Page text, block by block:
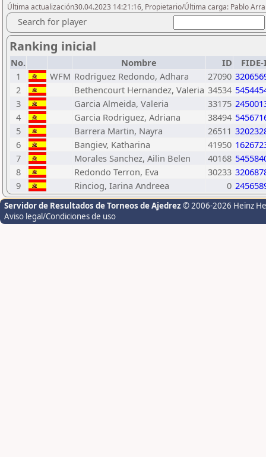
Última actualización30.04.2023 14:21:16, Propietario/Última carga: Pablo
Search for player
Ranking inicial
No. Nombre ID
1
WFM Rodriguez Redondo, Adhara 27090
2
Bethencourt Hernandez, Valeria 34534
3
Garcia Almeida, Valeria 33175
4
Garcia Rodriguez, Adriana 38494
5
Barrera Martin, Nayra 26511
6
Bangiev, Katharina 41950
7
Morales Sanchez, Ailin Belen 40168
8
Redondo Terron, Eva 30233
9
Rinciog, Iarina Andreea 0
Servidor de Resultados de Torneos de Ajedrez © 2006-2026 Heinz
Aviso legal/Condiciones de uso